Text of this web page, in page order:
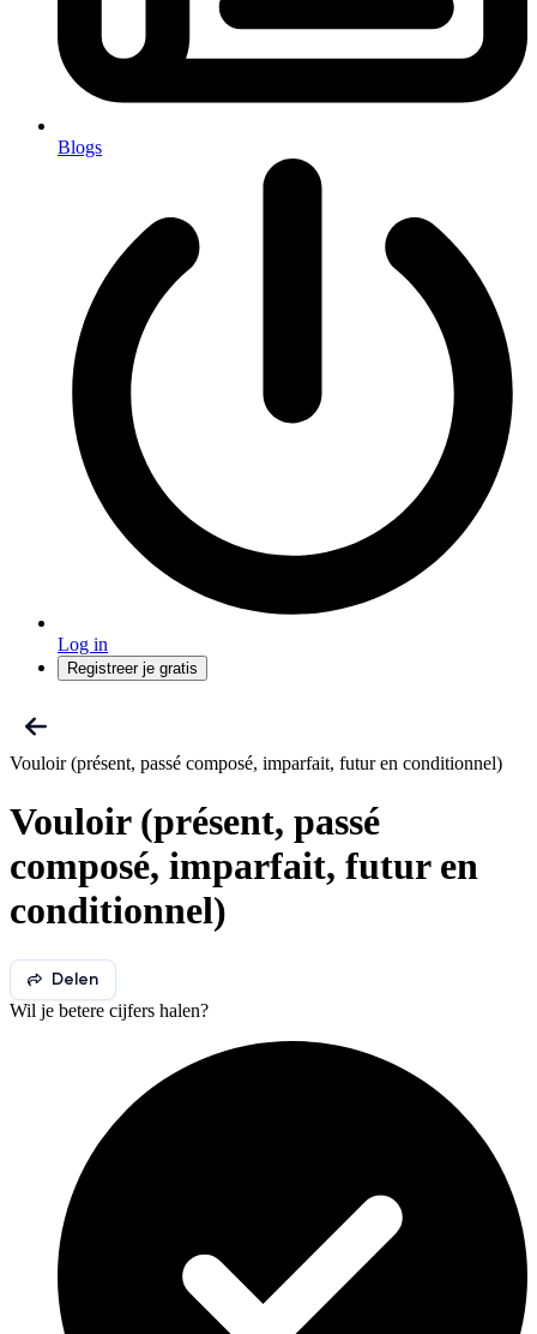
Blogs
Log in
Registreer je gratis
Vouloir (présent, passé composé, imparfait, futur en conditionnel)
Vouloir (présent, passé
composé, imparfait, futur en
conditionnel)
Delen
Wil je betere cijfers halen?